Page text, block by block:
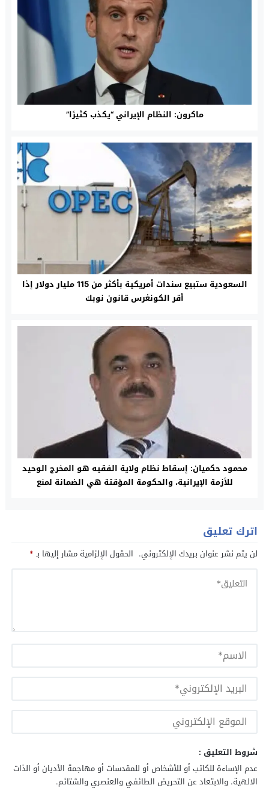
ماكرون: النظام الإيراني “يكذب كثيرًا”
السعودية ستبيع سندات أمريكية بأكثر من 115 مليار دولار إذا
أقر الكونغرس قانون نوبك
محمود حكميان: إسقاط نظام ولاية الفقيه هو المخرج الوحيد
للأزمة الإيرانية، والحكومة المؤقتة هي الضمانة لمنع
اترك تعليق
لن يتم نشر عنوان بريدك الإلكتروني. الحقول الإلزامية مشار إليها بـ*
شروط التعليق :
عدم الإساءة للكاتب أو للأشخاص أو للمقدسات أو مهاجمة الأديان أو الذات
الالهية. والابتعاد عن التحريض الطائفي والعنصري والشتائم.